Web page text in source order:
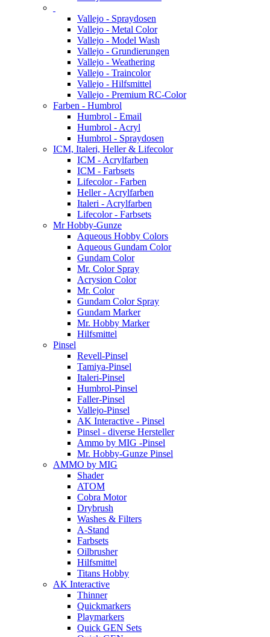
Vallejo - Spraydosen
Vallejo - Metal Color
Vallejo - Model Wash
Vallejo - Grundierungen
Vallejo - Weathering
Vallejo - Traincolor
Vallejo - Hilfsmittel
Vallejo - Premium RC-Color
Farben - Humbrol
Humbrol - Email
Humbrol - Acryl
Humbrol - Spraydosen
ICM, Italeri, Heller & Lifecolor
ICM - Acrylfarben
ICM - Farbsets
Lifecolor - Farben
Heller - Acrylfarben
Italeri - Acrylfarben
Lifecolor - Farbsets
Mr Hobby-Gunze
Aqueous Hobby Colors
Aqueous Gundam Color
Gundam Color
Mr. Color Spray
Acrysion Color
Mr. Color
Gundam Color Spray
Gundam Marker
Mr. Hobby Marker
Hilfsmittel
Pinsel
Revell-Pinsel
Tamiya-Pinsel
Italeri-Pinsel
Humbrol-Pinsel
Faller-Pinsel
Vallejo-Pinsel
AK Interactive - Pinsel
Pinsel - diverse Hersteller
Ammo by MIG -Pinsel
Mr. Hobby-Gunze Pinsel
AMMO by MIG
Shader
ATOM
Cobra Motor
Drybrush
Washes & Filters
A-Stand
Farbsets
Oilbrusher
Hilfsmittel
Titans Hobby
AK Interactive
Thinner
Quickmarkers
Playmarkers
Quick GEN Sets